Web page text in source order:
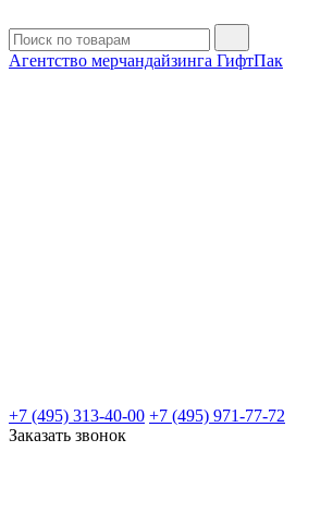
Агентство мерчандайзинга ГифтПак
+7 (495) 313-40-00 +7 (495) 971-77-72
Заказать звонок